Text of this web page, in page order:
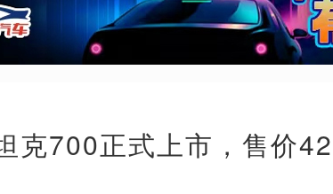
克700正式上市，售价